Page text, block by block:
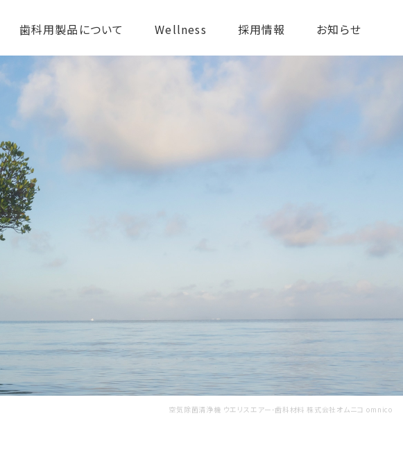
歯科用製品について Wellness 採用情報 お知らせ
空気除菌清浄機 ウエリスエアー-歯科材料 株式会社オムニコ omnico